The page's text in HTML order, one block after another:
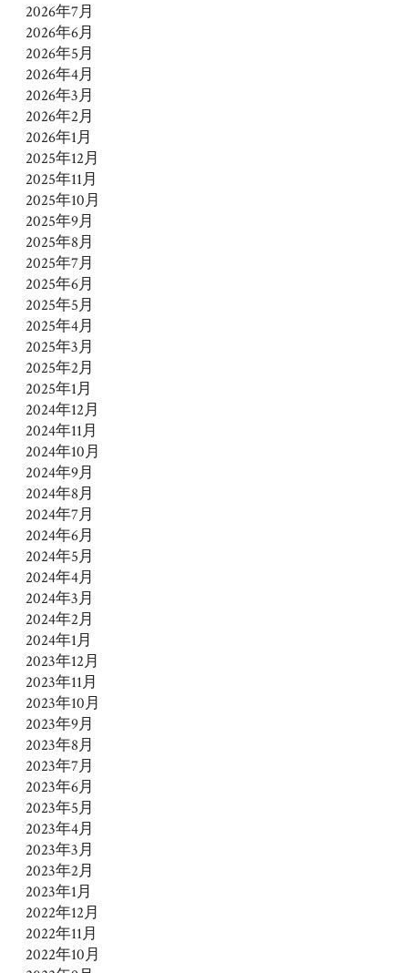
2026年7月
2026年6月
2026年5月
2026年4月
2026年3月
2026年2月
2026年1月
2025年12月
2025年11月
2025年10月
2025年9月
2025年8月
2025年7月
2025年6月
2025年5月
2025年4月
2025年3月
2025年2月
2025年1月
2024年12月
2024年11月
2024年10月
2024年9月
2024年8月
2024年7月
2024年6月
2024年5月
2024年4月
2024年3月
2024年2月
2024年1月
2023年12月
2023年11月
2023年10月
2023年9月
2023年8月
2023年7月
2023年6月
2023年5月
2023年4月
2023年3月
2023年2月
2023年1月
2022年12月
2022年11月
2022年10月